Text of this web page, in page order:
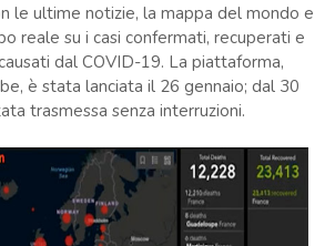
le ultime notizie, la mappa del mondo e
reale su i casi confermati, recuperati e
dal COVID-19. La piattaforma,
è stata lanciata il 26 gennaio; dal 30
trasmessa senza interruzioni.